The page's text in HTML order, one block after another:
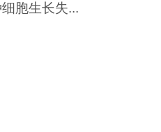
胞生长失...